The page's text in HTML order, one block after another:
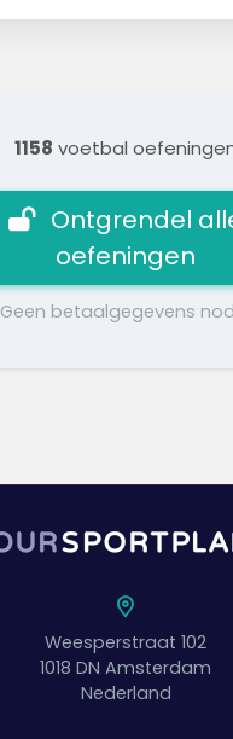
1158 voetbal
Ontgrendel
oefeningen
Geen betaalgegevens
Weesperstraat 102
1018 DN Amsterdam
Nederland